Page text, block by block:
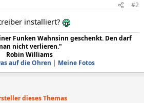
#2
installiert?
Funken Wahnsinn geschenkt. Den darf
nicht verlieren."
Robin Williams
auf die Ohren | Meine Fotos
dieses Themas